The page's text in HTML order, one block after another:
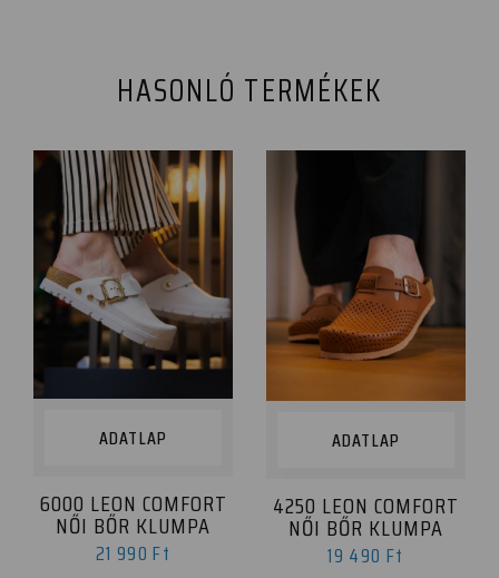
HASONLÓ TERMÉKEK
ADATLAP
6000 LEON COMFORT
NŐI BŐR KLUMPA
21 990 Ft
ADATLAP
4250 LEON COMFORT
NŐI BŐR KLUMPA
19 490 Ft